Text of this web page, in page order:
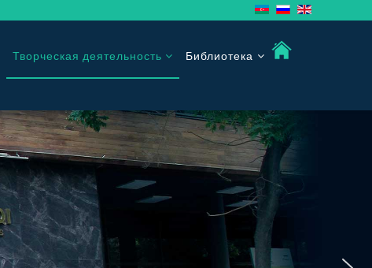
Творческая деятельность Библиотека